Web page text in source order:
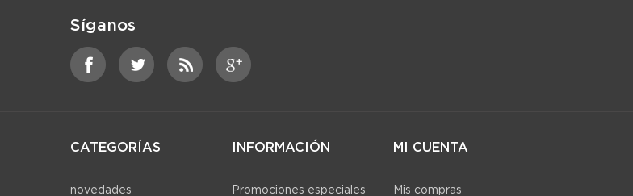
Síganos
CATEGORÍAS
novedades
INFORMACIÓN
Promociones especiales
MI CUENTA
Mis compras